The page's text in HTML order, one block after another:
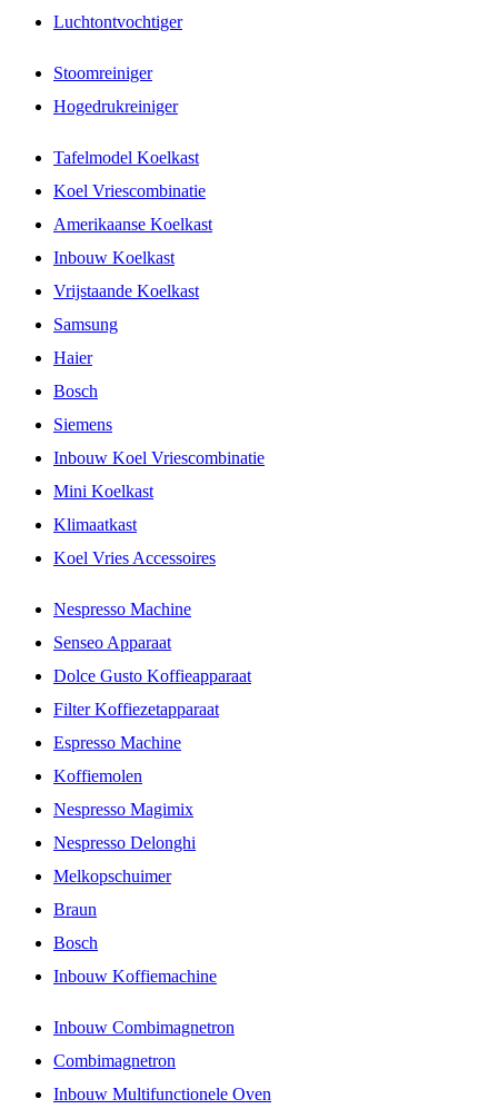
Luchtontvochtiger
Stoomreiniger
Hogedrukreiniger
Tafelmodel Koelkast
Koel Vriescombinatie
Amerikaanse Koelkast
Inbouw Koelkast
Vrijstaande Koelkast
Samsung
Haier
Bosch
Siemens
Inbouw Koel Vriescombinatie
Mini Koelkast
Klimaatkast
Koel Vries Accessoires
Nespresso Machine
Senseo Apparaat
Dolce Gusto Koffieapparaat
Filter Koffiezetapparaat
Espresso Machine
Koffiemolen
Nespresso Magimix
Nespresso Delonghi
Melkopschuimer
Braun
Bosch
Inbouw Koffiemachine
Inbouw Combimagnetron
Combimagnetron
Inbouw Multifunctionele Oven